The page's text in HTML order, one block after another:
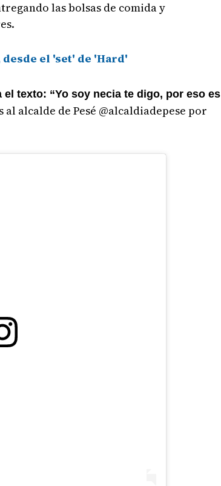
las bolsas de comida y
desde el 'set' de 'Hard'
texto: “Yo soy necia te digo, por eso es
al alcalde de Pesé @alcaldiadepese por